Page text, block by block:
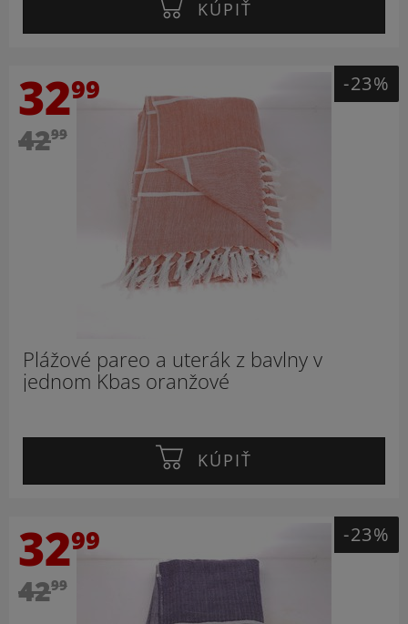
KÚPIŤ
3299
4299
-23%
Plážové pareo a uterák z bavlny v
jednom Kbas oranžové
KÚPIŤ
3299
4299
-23%